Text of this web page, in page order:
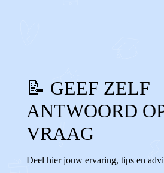
📝 GEEF ZELF
ANTWOORD
VRAAG
Deel hier jouw ervaring, tips en